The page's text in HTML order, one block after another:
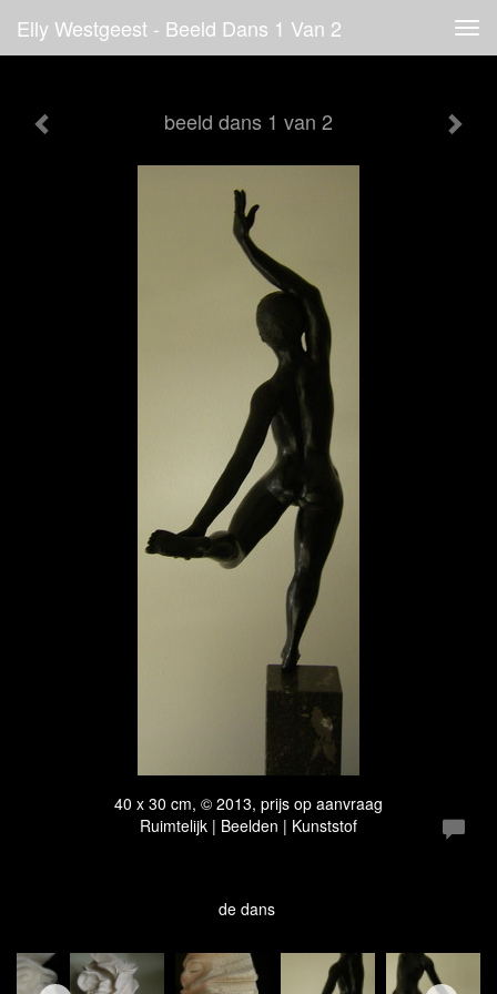
Elly Westgeest - Beeld Dans 1 Van 2
beeld dans 1 van 2
40 x 30 cm, © 2013, prijs op aanvraag
Ruimtelijk | Beelden | Kunststof
de dans